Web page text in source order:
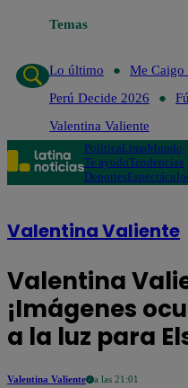
Temas
Lo último
Me Caigo
Perú Decide 2026
Valentina Valiente
PolíticaLimaMundo
Te ayudoTendencias
Deportes
Valentina Valiente
Valentina
¡Imágenes
a la luz para
Valentina Valiente a las 21:01